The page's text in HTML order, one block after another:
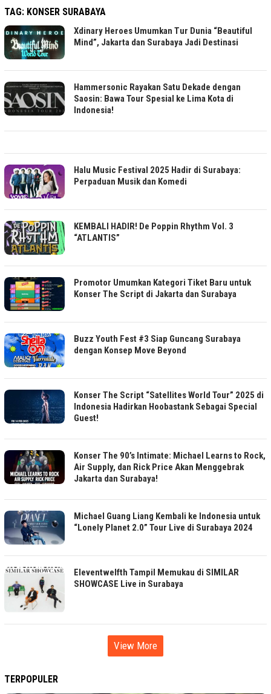
TAG: KONSER SURABAYA
Xdinary Heroes Umumkan Tur Dunia “Beautiful
Mind”, Jakarta dan Surabaya Jadi Destinasi
Hammersonic Rayakan Satu Dekade dengan
Saosin: Bawa Tour Spesial ke Lima Kota di
Indonesia!
Halu Music Festival 2025 Hadir di Surabaya:
Perpaduan Musik dan Komedi
KEMBALI HADIR! De Poppin Rhythm Vol. 3
“ATLANTIS”
Promotor Umumkan Kategori Tiket Baru untuk
Konser The Script di Jakarta dan Surabaya
Buzz Youth Fest #3 Siap Guncang Surabaya
dengan Konsep Move Beyond
Konser The Script “Satellites World Tour” 2025 di
Indonesia Hadirkan Hoobastank Sebagai Special
Guest!
Konser The 90’s Intimate: Michael Learns to Rock,
Air Supply, dan Rick Price Akan Menggebrak
Jakarta dan Surabaya!
Michael Guang Liang Kembali ke Indonesia untuk
“Lonely Planet 2.0” Tour Live di Surabaya 2024
Eleventwelfth Tampil Memukau di SIMILAR
SHOWCASE Live in Surabaya
View More
TERPOPULER